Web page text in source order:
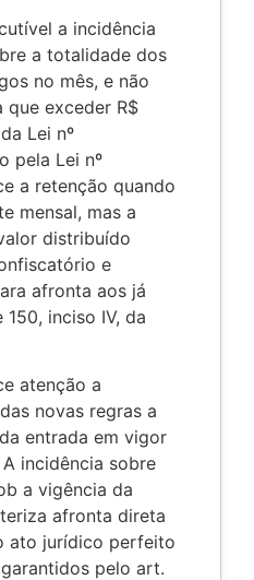
a incidência
a totalidade dos
no mês, e não
que exceder R$
Lei nº
pela Lei nº
a retenção quando
mensal, mas a
distribuído
e
afronta aos já
150, inciso IV, da
atenção a
novas regras a
entrada em vigor
incidência sobre
a vigência da
afronta direta
ato jurídico perfeito
pelo art.